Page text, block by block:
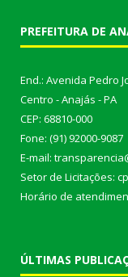
PREFEITURA DE
End.: Avenida Pedro
Centro - Anajás - PA
CEP: 68810-000
Fone: (91) 92000-9087
E-mail:
Setor de Licitações:
Horário de
ÚLTIMAS